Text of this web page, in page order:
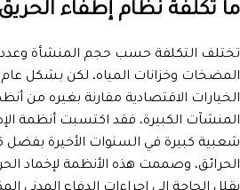
ما تكلفة نظام إطفاء الحريق
تختلف التكلفة حسب حجم المنشأة وعدد
المضخات وخزانات المياه، لكن بشكل عام
الخيارات الاقتصادية مقارنة بغيره من
المنشآت الكبيرة، فقد اكتسبت أنظمة
شعبية كبيرة في السنوات الأخيرة بفضل
الحرائق، وصممت هذه الأنظمة لإخماد